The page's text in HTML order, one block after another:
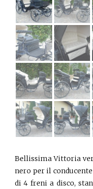
Bellissima Vittoria
nero per il
di 4 freni a disco,